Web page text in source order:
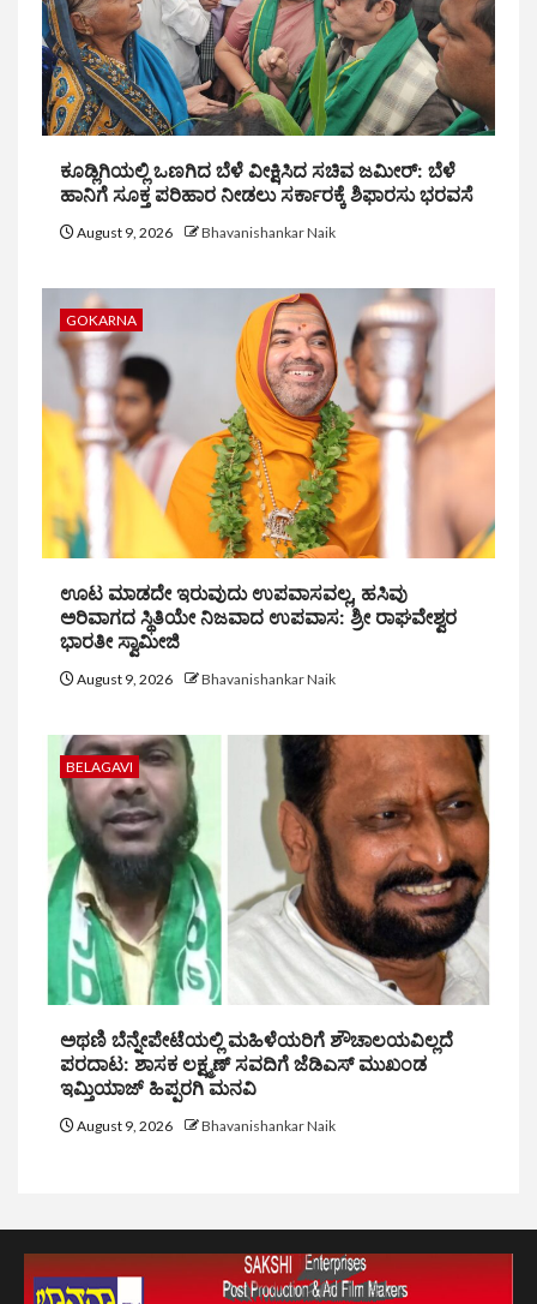
ಕೂಡ್ಲಿಗಿಯಲ್ಲಿ ಒಣಗಿದ ಬೆಳೆ ವೀಕ್ಷಿಸಿದ ಸಚಿವ ಜಮೀರ್: ಬೆಳೆ
ಹಾನಿಗೆ ಸೂಕ್ತ ಪರಿಹಾರ ನೀಡಲು ಸರ್ಕಾರಕ್ಕೆ ಶಿಫಾರಸು ಭರವಸೆ
August 9, 2026 Bhavanishankar Naik
GOKARNA
ಊಟ ಮಾಡದೇ ಇರುವುದು ಉಪವಾಸವಲ್ಲ, ಹಸಿವು
ಅರಿವಾಗದ ಸ್ಥಿತಿಯೇ ನಿಜವಾದ ಉಪವಾಸ: ಶ್ರೀ ರಾಘವೇಶ್ವರ
ಭಾರತೀ ಸ್ವಾಮೀಜಿ
August 9, 2026 Bhavanishankar Naik
BELAGAVI
ಅಥಣಿ ಬೆನ್ನೇಪೇಟೆಯಲ್ಲಿ ಮಹಿಳೆಯರಿಗೆ ಶೌಚಾಲಯವಿಲ್ಲದೆ
ಪರದಾಟ: ಶಾಸಕ ಲಕ್ಷ್ಮಣ್ ಸವದಿಗೆ ಜೆಡಿಎಸ್ ಮುಖಂಡ
ಇಮ್ತಿಯಾಜ್ ಹಿಪ್ಪರಗಿ ಮನವಿ
August 9, 2026 Bhavanishankar Naik